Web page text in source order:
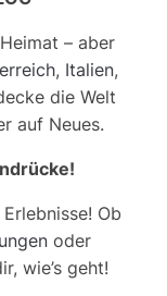
– aber
, Italien,
die Welt
auf Neues.
Ob
oder
wie’s geht!